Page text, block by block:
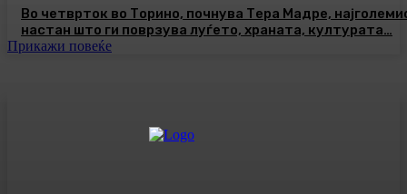
Во четврток во Торино, почнува Тера Мадре,
настан што ги поврзува луѓето, храната, културата…
Прикажи повеќе